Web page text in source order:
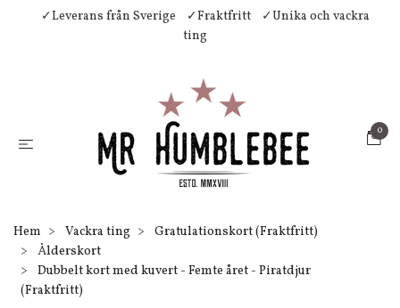
✓Leverans från Sverige ✓Fraktfritt
✓Unika och vackra
ting
0
Hem Vackra ting
Gratulationskort (Fraktfritt)
Ålderskort
Dubbelt kort med kuvert - Femte året - Piratdjur
(Fraktfritt)